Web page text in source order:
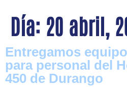
Día: 20 abril,
Entregamos
para personal del
450 de Durango